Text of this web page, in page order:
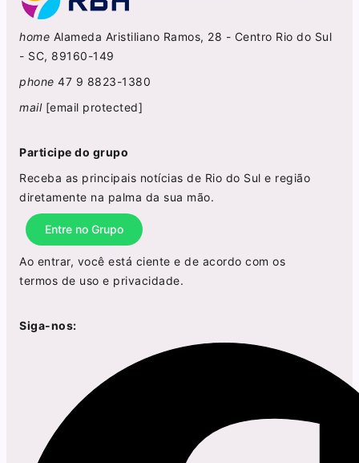
home Alameda Aristiliano Ramos, 28 - Centro Rio do Sul
- SC, 89160-149
phone 47 9 8823-1380
mail [email protected]
Participe do grupo
Receba as principais notícias de Rio do Sul e região
diretamente na palma da sua mão.
Entre no Grupo
Ao entrar, você está ciente e de acordo com os
termos de uso e privacidade.
Siga-nos: